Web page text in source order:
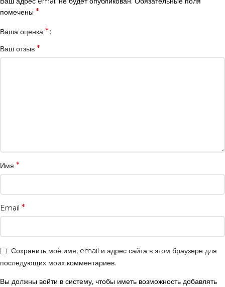
помечены *
Ваша оценка *
Ваш отзыв *
Имя *
Email *
Сохранить моё имя, email и адрес сайта в этом браузере для
последующих моих комментариев.
Вы должны войти в систему, чтобы иметь возможность добавлять